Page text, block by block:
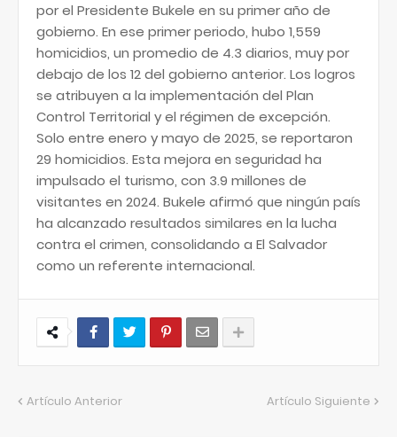
por el Presidente Bukele en su primer año de
gobierno. En ese primer periodo, hubo 1,559
homicidios, un promedio de 4.3 diarios, muy por
debajo de los 12 del gobierno anterior. Los logros
se atribuyen a la implementación del Plan
Control Territorial y el régimen de excepción.
Solo entre enero y mayo de 2025, se reportaron
29 homicidios. Esta mejora en seguridad ha
impulsado el turismo, con 3.9 millones de
visitantes en 2024. Bukele afirmó que ningún país
ha alcanzado resultados similares en la lucha
contra el crimen, consolidando a El Salvador
como un referente internacional.
Artículo Anterior Artículo Siguiente